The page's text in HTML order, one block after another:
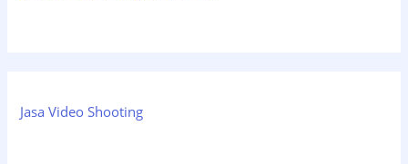
Jasa Video Shooting